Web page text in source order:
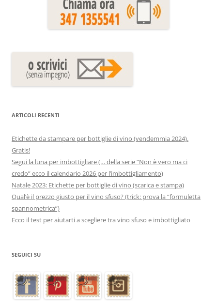
ARTICOLI RECENTI
Etichette da stampare per bottiglie di vino (vendemmia 2024).
Gratis!
Segui la luna per imbottigliare (… della serie “Non è vero ma ci
credo” ecco il calendario 2026 per l’imbottigliamento)
Natale 2023: Etichette per bottiglie di vino (scarica e stampa)
Qual’è il prezzo giusto per il vino sfuso? (trick: prova la “formuletta
spannometrica”)
Ecco il test per aiutarti a scegliere tra vino sfuso e imbottigliato
SEGUICI SU